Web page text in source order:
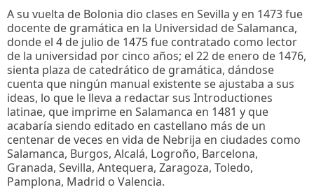
A su vuelta de Bolonia dio clases en Sevilla y en 1473 fue
docente de gramática en la Universidad de Salamanca,
donde el 4 de julio de 1475 fue contratado como lector
de la universidad por cinco años; el 22 de enero de 1476,
sienta plaza de catedrático de gramática, dándose
cuenta que ningún manual existente se ajustaba a sus
ideas, lo que le lleva a redactar sus Introductiones
latinae, que imprime en Salamanca en 1481 y que
acabaría siendo editado en castellano más de un
centenar de veces en vida de Nebrija en ciudades como
Salamanca, Burgos, Alcalá, Logroño, Barcelona,
Granada, Sevilla, Antequera, Zaragoza, Toledo,
Pamplona, Madrid o Valencia.